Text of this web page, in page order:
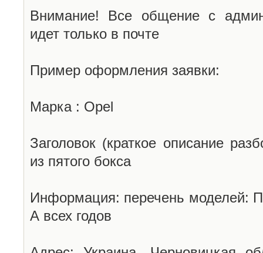
Внимание! Все общение с
идет только в почте
Пример оформления заявки:
Марка : Opel
Заголовок (краткое описание
из пятого бокса
Информация: перечень моделей:
А всех годов